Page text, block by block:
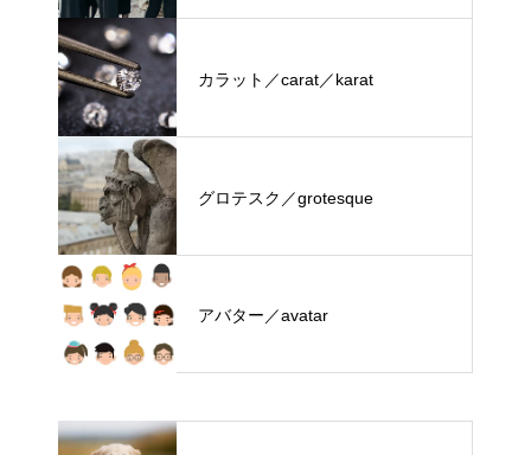
カラット／carat／karat
グロテスク／grotesque
アバター／avatar